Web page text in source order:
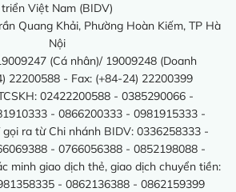
triển Việt Nam (BIDV)
Quang Khải, Phường Hoàn Kiếm, TP Hà
Nội
(Cá nhân)/ 19009248 (Doanh
22200588 - Fax: (+84-24) 22200399
02422200588 - 0385290066 -
- 0866200333 - 0981915333 -
ra từ Chi nhánh BIDV: 0336258333 -
- 0766056388 - 0852198088 -
minh giao dịch thẻ, giao dịch chuyển tiền:
- 0862136388 - 0862159399